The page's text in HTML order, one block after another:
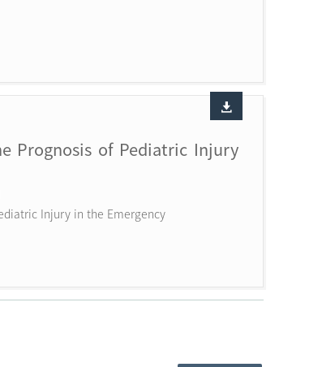
Prognosis of Pediatric Injury
Injury in the Emergency